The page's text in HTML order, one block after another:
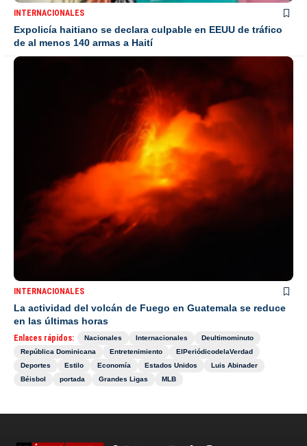
INTERNACIONALES
Expolicía haitiano se declara culpable en EEUU de tráfico
de al menos 140 armas a Haití
INTERNACIONALES
La actividad del volcán de Fuego en Guatemala se reduce
en las últimas horas
Enlaces rápidos: Nacionales Internacionales
Deultimominuto
República Dominicana
Entretenimiento
ElPeriódicodelaVerdad
Deportes
Estilo Economía Estados Unidos
Luis Abinader
Béisbol
portada Grandes Ligas MLB